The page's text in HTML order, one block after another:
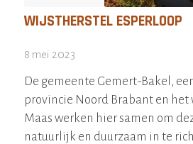
WIJSTHERSTEL ESPERLOOP
8 mei 2023
De gemeente Gemert-Bakel,
provincie Noord Brabant en het
Maas werken hier samen om
natuurlijk en duurzaam in te